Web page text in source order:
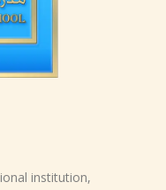
institution,